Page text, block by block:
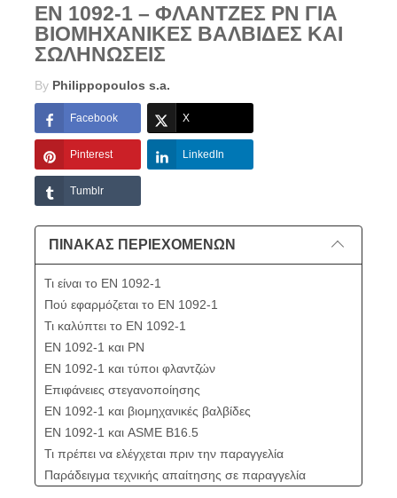
EN 1092-1 – ΦΛΆΝΤΖΕΣ PN ΓΙΑ
ΒΙΟΜΗΧΑΝΙΚΈΣ ΒΑΛΒΊΔΕΣ ΚΑΙ
ΣΩΛΗΝΏΣΕΙΣ
By Philippopoulos s.a.
Facebook X
Pinterest LinkedIn
Tumblr
ΠΊΝΑΚΑΣ ΠΕΡΙΕΧΟΜΈΝΩΝ
Τι είναι το EN 1092-1
Πού εφαρμόζεται το EN 1092-1
Τι καλύπτει το EN 1092-1
EN 1092-1 και PN
EN 1092-1 και τύποι φλαντζών
Επιφάνειες στεγανοποίησης
EN 1092-1 και βιομηχανικές βαλβίδες
EN 1092-1 και ASME B16.5
Τι πρέπει να ελέγχεται πριν την παραγγελία
Παράδειγμα τεχνικής απαίτησης σε παραγγελία